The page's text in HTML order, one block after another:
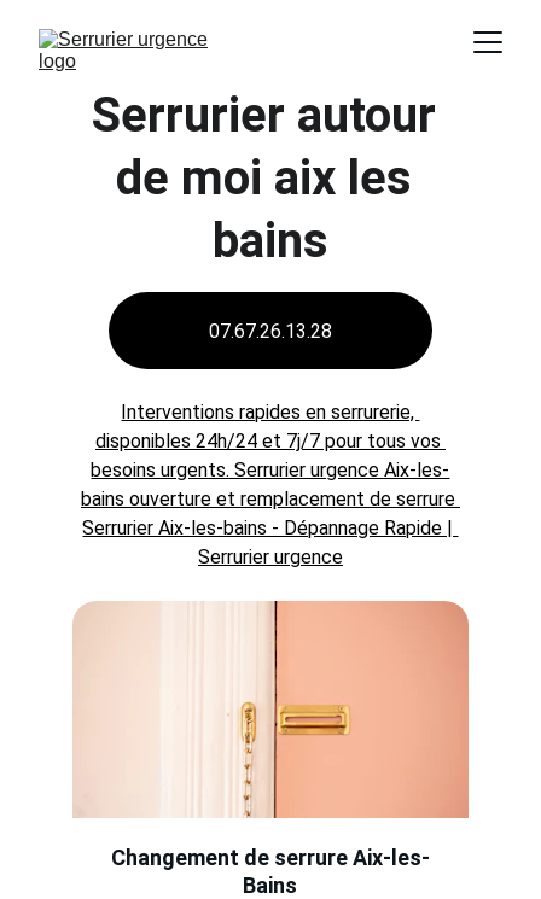
Serrurier autour
de moi aix les
bains
Interventions rapides en serrurerie,
disponibles 24h/24 et 7j/7 pour tous vos
besoins urgents. Serrurier urgence Aix-les-
bains ouverture et remplacement de serrure
Serrurier Aix-les-bains - Dépannage Rapide |
Serrurier urgence
Changement de serrure Aix-les-
Bains
07.67.26.13.28